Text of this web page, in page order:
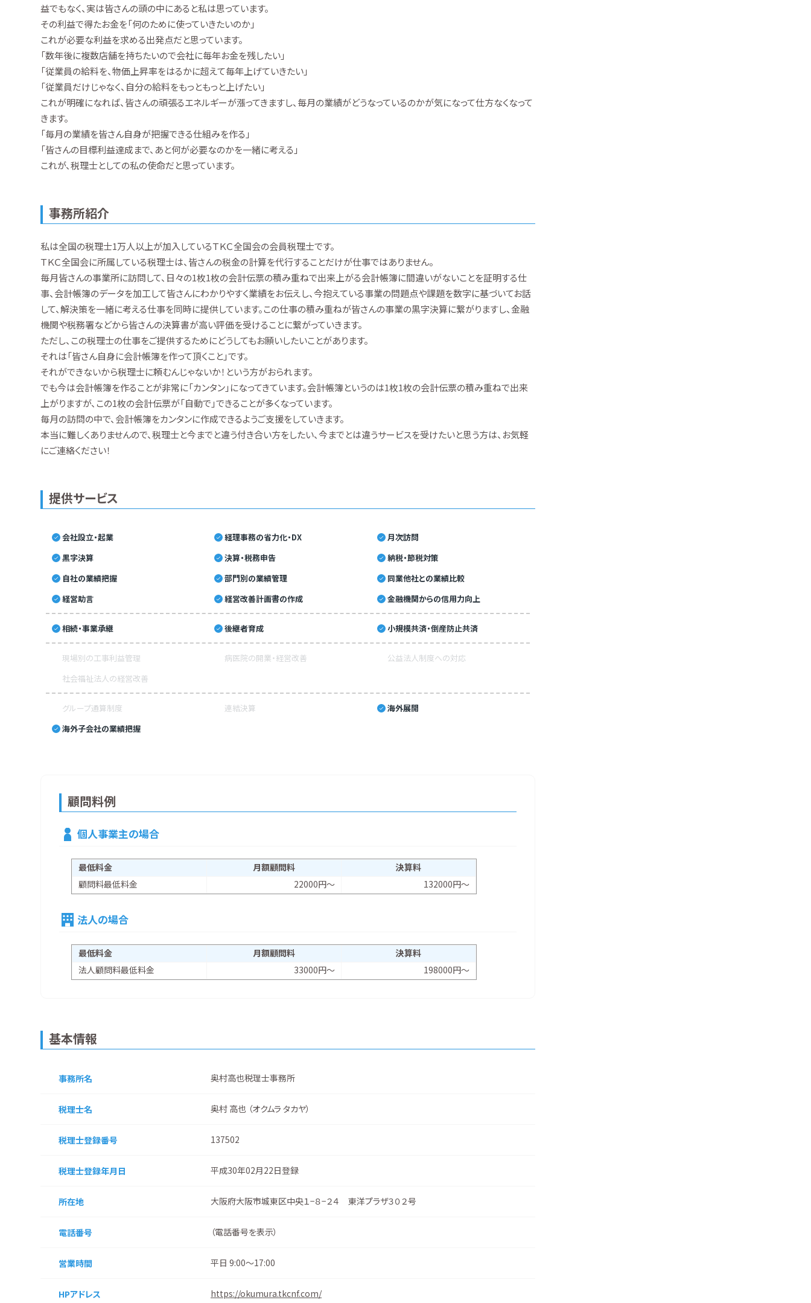
益でもなく、実は皆さんの頭の中にあると私は思っています。
その利益で得たお金を「何のために使っていきたいのか」
これが必要な利益を求める出発点だと思っています。
「数年後に複数店舗を持ちたいので会社に毎年お金を残したい」
「従業員の給料を、物価上昇率をはるかに超えて毎年上げていきたい」
「従業員だけじゃなく、自分の給料をもっともっと上げたい」
これが明確になれば、皆さんの頑張るエネルギーが漲ってきますし、毎月の業績がどうなっているのかが気になって仕方なくなって
きます。
「毎月の業績を皆さん自身が把握できる仕組みを作る」
「皆さんの目標利益達成まで、あと何が必要なのかを一緒に考える」
これが、税理士としての私の使命だと思っています。
事務所紹介
私は全国の税理士1万人以上が加入しているＴＫＣ全国会の会員税理士です。
ＴＫＣ全国会に所属している税理士は、皆さんの税金の計算を代行することだけが仕事ではありません。
毎月皆さんの事業所に訪問して、日々の1枚1枚の会計伝票の積み重ねで出来上がる会計帳簿に間違いがないことを証明する仕
事、会計帳簿のデータを加工して皆さんにわかりやすく業績をお伝えし、今抱えている事業の問題点や課題を数字に基づいてお話
して、解決策を一緒に考える仕事を同時に提供しています。この仕事の積み重ねが皆さんの事業の黒字決算に繋がりますし、金融
機関や税務署などから皆さんの決算書が高い評価を受けることに繋がっていきます。
ただし、この税理士の仕事をご提供するためにどうしてもお願いしたいことがあります。
それは「皆さん自身に会計帳簿を作って頂くこと」です。
それができないから税理士に頼むんじゃないか！という方がおられます。
でも今は会計帳簿を作ることが非常に「カンタン」になってきています。会計帳簿というのは1枚1枚の会計伝票の積み重ねで出来
上がりますが、この1枚の会計伝票が「自動で」できることが多くなっています。
毎月の訪問の中で、会計帳簿をカンタンに作成できるようご支援をしていきます。
本当に難しくありませんので、税理士と今までと違う付き合い方をしたい、今までとは違うサービスを受けたいと思う方は、お気軽
にご連絡ください！
提供サービス
会社設立・起業 経理事務の省力化・DX
月次訪問
黒字決算
決算・税務申告
納税・節税対策
自社の業績把握
部門別の業績管理
同業他社との業績比較
経営助言
経営改善計画書の作成 金融機関からの信用力向上
相続・事業承継 後継者育成 小規模共済・倒産防止共済
現場別の工事利益管理 病医院の開業・経営改善
公益法人制度への対応
社会福祉法人の経営改善
グループ通算制度 連結決算
海外展開
海外子会社の業績把握
顧問料例
個人事業主の場合
最低料金 月額顧問料
決算料
顧問料最低料金
22000円～ 132000円～
法人の場合
最低料金 月額顧問料
決算料
法人顧問料最低料金
33000円～ 198000円～
基本情報
事務所名 奥村高也税理士事務所
税理士名 奥村 高也 （オクムラ タカヤ）
税理士登録番号 137502
税理士登録年月日 平成30年02月22日登録
所在地 大阪府大阪市城東区中央１−８−２４ 東洋プラザ３０２号
電話番号 （電話番号を表示）
営業時間 平日 9:00～17:00
HPアドレス https://okumura.tkcnf.com/